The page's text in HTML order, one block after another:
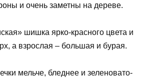
и очень заметны на дереве.
шишка ярко-красного цвета и
а взрослая – большая и бурая.
мельче, бледнее и зеленовато-